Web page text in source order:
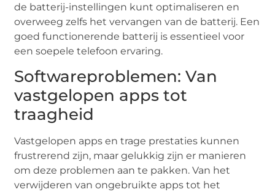
de batterij-instellingen kunt optimaliseren en
overweeg zelfs het vervangen van de batterij. Een
goed functionerende batterij is essentieel voor
een soepele telefoon ervaring.
Softwareproblemen: Van
vastgelopen apps tot
traagheid
Vastgelopen apps en trage prestaties kunnen
frustrerend zijn, maar gelukkig zijn er manieren
om deze problemen aan te pakken. Van het
verwijderen van ongebruikte apps tot het